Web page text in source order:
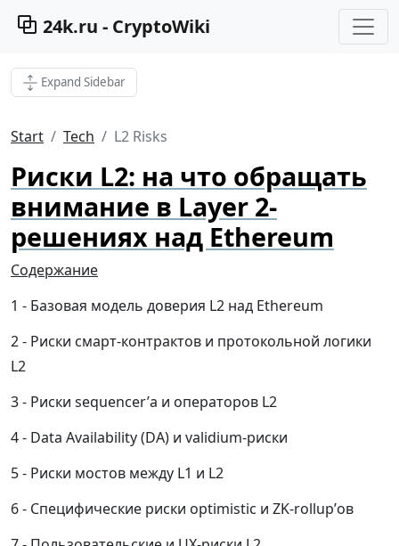
24k.ru - CryptoWiki
Expand Sidebar
Start Tech L2 Risks
Риски L2: на что обращать
внимание в Layer 2-
решениях над Ethereum
Содержание
Базовая модель доверия L2 над Ethereum
Риски смарт-контрактов и протокольной логики
L2
Риски sequencer’а и операторов L2
Data Availability (DA) и validium-риски
Риски мостов между L1 и L2
Специфические риски optimistic и ZK-rollup’ов